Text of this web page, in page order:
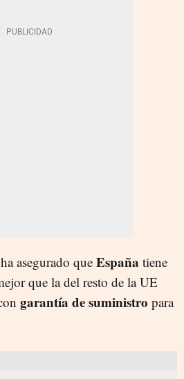
asegurado que España tiene
que la del resto de la UE
garantía de suministro para